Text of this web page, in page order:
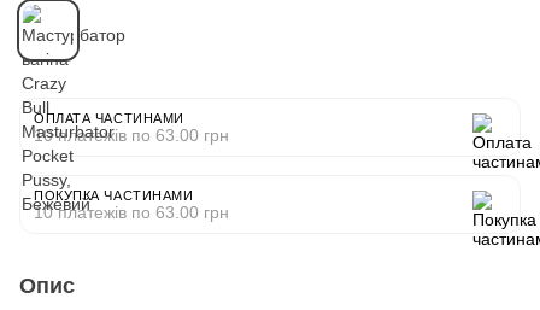
ОПЛАТА ЧАСТИНАМИ
10 платежів по 63.00 грн
ПОКУПКА ЧАСТИНАМИ
10 платежів по 63.00 грн
Опис